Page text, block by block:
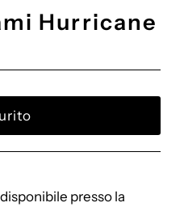
Hurricane
presso la